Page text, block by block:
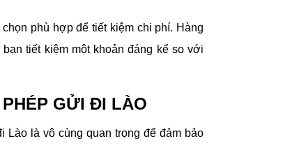
phù hợp để tiết kiệm chi phí. Hàng
tiết kiệm một khoản đáng kể so với
GỬI ĐI LÀO
là vô cùng quan trọng để đảm bảo